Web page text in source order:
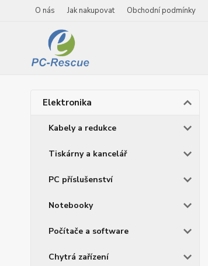
O nás Jak nakupovat Obchodní podmínky
Elektronika
Kabely a redukce
Tiskárny a kancelář
PC příslušenství
Notebooky
Počítače a software
Chytrá zařízení